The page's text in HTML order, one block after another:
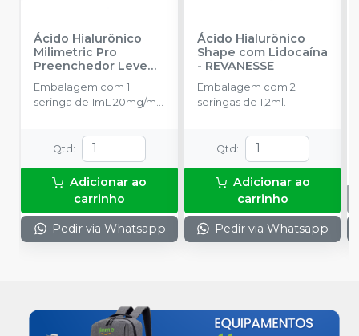
Ácido Hialurônico
Milimetric Pro
Preenchedor Leve
com Lidocaína -
Refinamento e
Suavidade Natural-
Embalagem com 1
seringa de 1mL 20mg/mL
Qtd :
Adicionar ao
carrinho
Pedir via Whatsapp
Ácido Hialurônico
Shape com Lidocaína
- REVANESSE
Embalagem com 2
seringas de 1,2ml.
Qtd :
Adicionar ao
carrinho
Pedir via Whatsapp